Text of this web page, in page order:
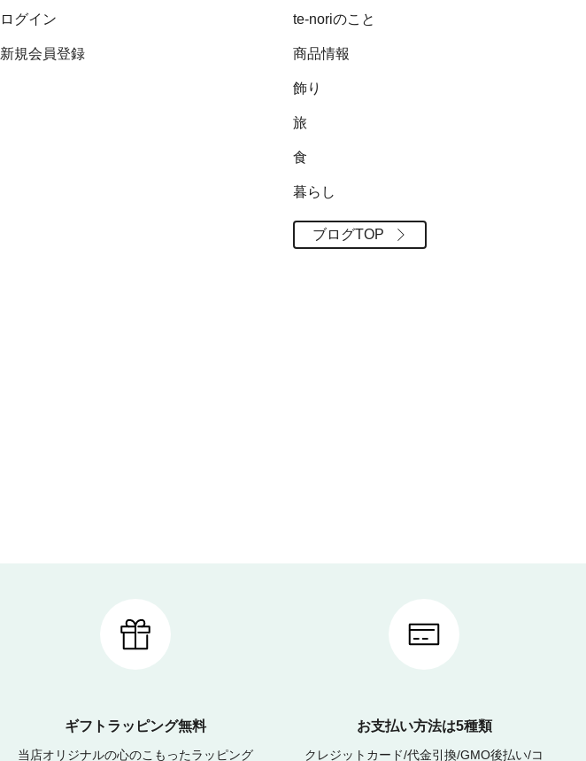
ログイン
新規会員登録
te-noriのこと
商品情報
飾り
旅
食
暮らし
ブログTOP
ギフトラッピング無料
当店オリジナルの心のこもったラッピング
お支払い方法は5種類
クレジットカード/代金引換/GMO後払い/コ